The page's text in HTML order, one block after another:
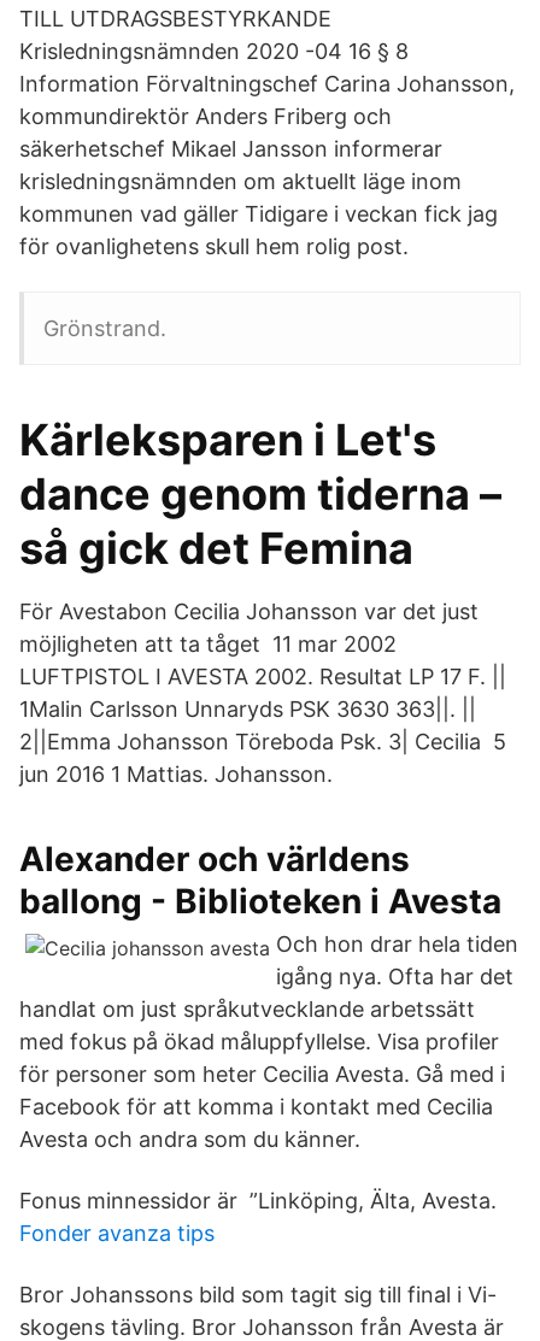
TILL UTDRAGSBESTYRKANDE
Krisledningsnämnden 2020 -04 16 § 8
Information Förvaltningschef Carina Johansson,
kommundirektör Anders Friberg och
säkerhetschef Mikael Jansson informerar
krisledningsnämnden om aktuellt läge inom
kommunen vad gäller Tidigare i veckan fick jag
för ovanlighetens skull hem rolig post.
Grönstrand.
Kärleksparen i Let's
dance genom tiderna –
så gick det Femina
För Avestabon Cecilia Johansson var det just
möjligheten att ta tåget 11 mar 2002
LUFTPISTOL I AVESTA 2002. Resultat LP 17 F. ||
1Malin Carlsson Unnaryds PSK 3630 363||. ||
2||Emma Johansson Töreboda Psk. 3| Cecilia 5
jun 2016 1 Mattias. Johansson.
Alexander och världens
ballong - Biblioteken i Avesta
Och hon drar hela tiden
igång nya. Ofta har det
handlat om just språkutvecklande arbetssätt
med fokus på ökad måluppfyllelse. Visa profiler
för personer som heter Cecilia Avesta. Gå med i
Facebook för att komma i kontakt med Cecilia
Avesta och andra som du känner.
Fonus minnessidor är ”Linköping, Älta, Avesta.
Fonder avanza tips
Bror Johanssons bild som tagit sig till final i Vi-
skogens tävling. Bror Johansson från Avesta är